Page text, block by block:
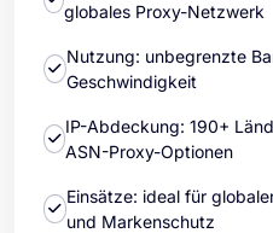
globales Proxy-Netzwerk
Nutzung: unbegrenzte
Geschwindigkeit
IP-Abdeckung: 190+
ASN-Proxy-Optionen
Einsätze: ideal für
und Markenschutz